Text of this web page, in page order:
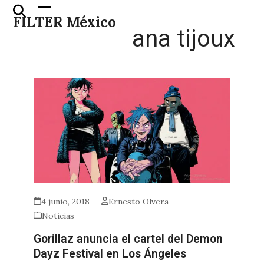
Skip
FILTER México
Open
mobile
Close
mobile
ana tijoux
4 junio, 2018
Ernesto Olvera
Noticias
Gorillaz anuncia el cartel del Demon
Dayz Festival en Los Ángeles